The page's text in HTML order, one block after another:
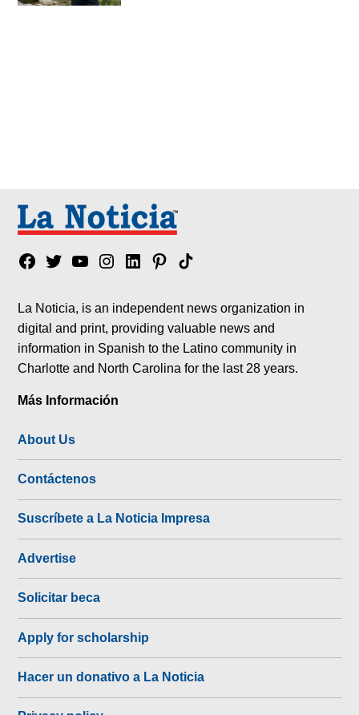
Facebook
TwitterYouTubeInstagram
LinkedinPinterest
Tik
La Noticia, is an independent news organization in
digital and print, providing valuable news and
information in Spanish to the Latino community in
Charlotte and North Carolina for the last 28 years.
Más Información
About Us
Contáctenos
Suscríbete a La Noticia Impresa
Advertise
Solicitar beca
Apply for scholarship
Hacer un donativo a La Noticia